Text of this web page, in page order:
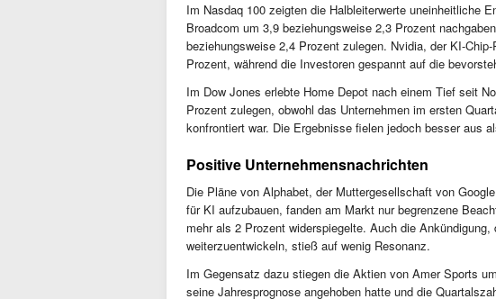
Im Nasdaq 100 zeigten die Halbleiterwerte uneinheitliche
Broadcom um 3,9 beziehungsweise 2,3 Prozent
beziehungsweise 2,4 Prozent zulegen. Nvidia, der KI-
Prozent, während die Investoren gespannt auf die
Im Dow Jones erlebte Home Depot nach einem Tief seit
Prozent zulegen, obwohl das Unternehmen im ersten
konfrontiert war. Die Ergebnisse fielen jedoch besser aus
Positive Unternehmensnachrichten
Die Pläne von Alphabet, der Muttergesellschaft von
für KI aufzubauen, fanden am Markt nur begrenzene
mehr als 2 Prozent widerspiegelte. Auch die
weiterzuentwickeln, stieß auf wenig Resonanz.
Im Gegensatz dazu stiegen die Aktien von Amer Sports
seine Jahresprognose angehoben hatte und die